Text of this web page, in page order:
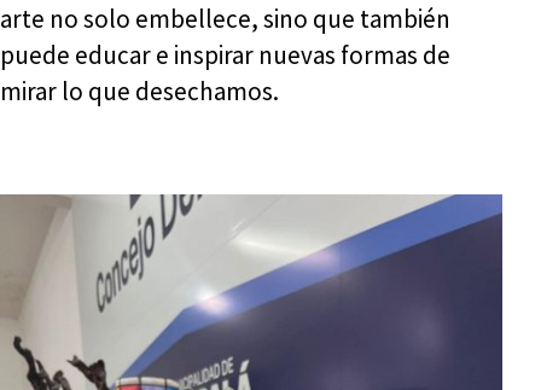
arte no solo embellece, sino que también
puede educar e inspirar nuevas formas de
mirar lo que desechamos.